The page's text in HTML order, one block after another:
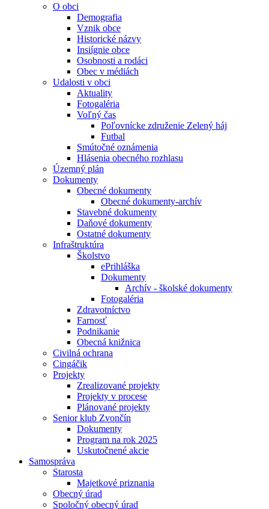
O obci
Demografia
Vznik obce
Historické názvy
Insiígnie obce
Osobnosti a rodáci
Obec v médiách
Udalosti v obci
Aktuality
Fotogaléria
Voľný čas
Poľovnícke združenie Zelený háj
Futbal
Smútočné oznámenia
Hlásenia obecného rozhlasu
Územný plán
Dokumenty
Obecné dokumenty
Obecné dokumenty-archív
Stavebné dokumenty
Daňové dokumenty
Ostatné dokumenty
Infraštruktúra
Školstvo
ePrihláška
Dokumenty
Archív - školské dokumenty
Fotogaléria
Zdravotníctvo
Farnosť
Podnikanie
Obecná knižnica
Civilná ochrana
Cingáčik
Projekty
Zrealizované projekty
Projekty v procese
Plánované projekty
Senior klub Zvončín
Dokumenty
Program na rok 2025
Uskutočnené akcie
Samospráva
Starosta
Majetkové priznania
Obecný úrad
Spoločný obecný úrad